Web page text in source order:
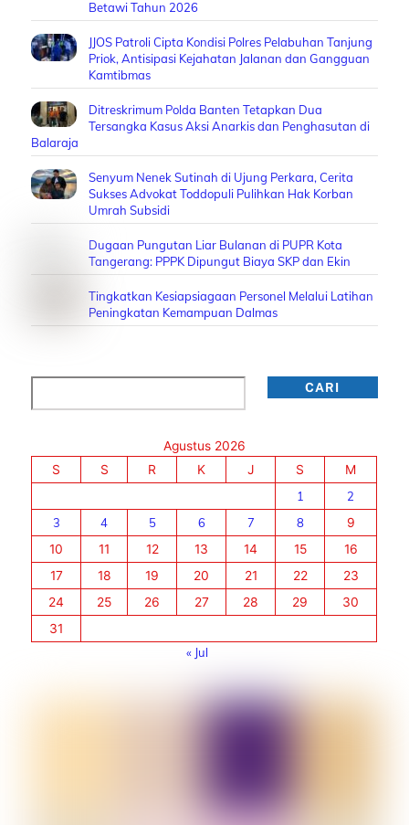
Betawi Tahun 2026
JJOS Patroli Cipta Kondisi Polres Pelabuhan Tanjung
Priok, Antisipasi Kejahatan Jalanan dan Gangguan
Kamtibmas
Ditreskrimum Polda Banten Tetapkan Dua
Tersangka Kasus Aksi Anarkis dan Penghasutan di
Balaraja
Senyum Nenek Sutinah di Ujung Perkara, Cerita
Sukses Advokat Toddopuli Pulihkan Hak Korban
Umrah Subsidi
Dugaan Pungutan Liar Bulanan di PUPR Kota
Tangerang: PPPK Dipungut Biaya SKP dan Ekin
Tingkatkan Kesiapsiagaan Personel Melalui Latihan
Peningkatan Kemampuan Dalmas
CARI
Agustus 2026
S
S R K J S
M
1
2
3
4 5 6 7 8
9
10
11 12 13 14 15
16
17
18 19 20 21 22
23
24
25 26 27 28 29
30
31
« Jul